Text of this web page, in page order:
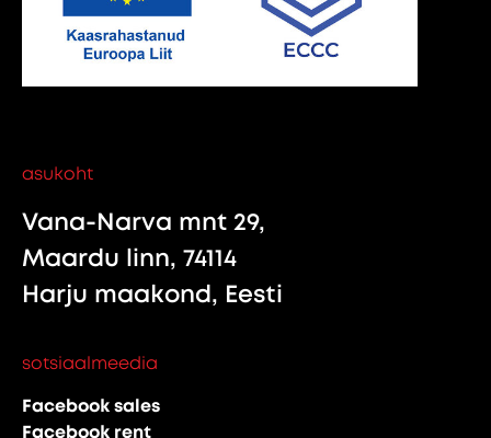
asukoht
Vana-Narva mnt 29,
Maardu linn, 74114
Harju maakond, Eesti
sotsiaalmeedia
Facebook sales
Facebook rent